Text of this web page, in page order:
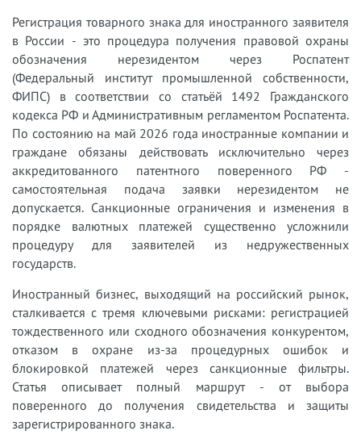
Вебинары и семинары
Прямые эфиры
Регистрация товарного знака для иностранного заявителя
в России - это процедура получения правовой охраны
обозначения нерезидентом через Роспатент
(Федеральный институт промышленной собственности,
ФИПС) в соответствии со статьёй 1492 Гражданского
кодекса РФ и Административным регламентом Роспатента.
По состоянию на май 2026 года иностранные компании и
граждане обязаны действовать исключительно через
аккредитованного патентного поверенного РФ -
самостоятельная подача заявки нерезидентом не
допускается. Санкционные ограничения и изменения в
порядке валютных платежей существенно усложнили
процедуру для заявителей из недружественных
государств.
Иностранный бизнес, выходящий на российский рынок,
сталкивается с тремя ключевыми рисками: регистрацией
тождественного или сходного обозначения конкурентом,
отказом в охране из-за процедурных ошибок и
блокировкой платежей через санкционные фильтры.
Статья описывает полный маршрут - от выбора
поверенного до получения свидетельства и защиты
зарегистрированного знака.